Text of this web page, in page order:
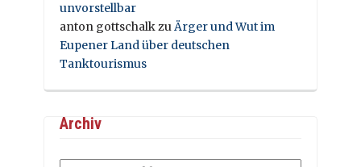
unvorstellbar
anton gottschalkzuÄrger und Wut im
Eupener Land über deutschen
Tanktourismus
Archiv